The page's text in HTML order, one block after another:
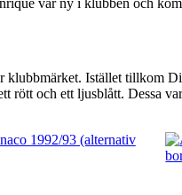
Istället tillkom
rött och ett ljusblått. Dessa